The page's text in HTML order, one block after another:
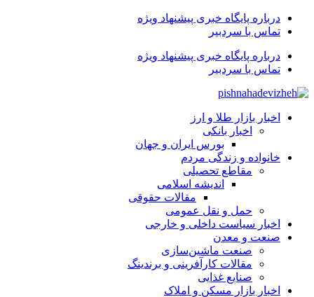
درباره پایگاه خبری پیشنهاد ویژه
تماس با سردبیر
درباره پایگاه خبری پیشنهاد ویژه
تماس با سردبیر
اخبار بازار طلا و ارز
اخبار بانکی
بورس ایران و جهان
خانواده و زندگی مردم
مقاطع تحصیلی
اندیشه اسلامی
مقالات حقوقی
حمل و نقل عمومی
اخبار سیاست داخلی و خارجی
صنعت و معدن
صنعت ماشین‌سازی
مقالات کارآفرینی و برندینگ
صنایع غذایی
اخبار بازار مسکن و املاک